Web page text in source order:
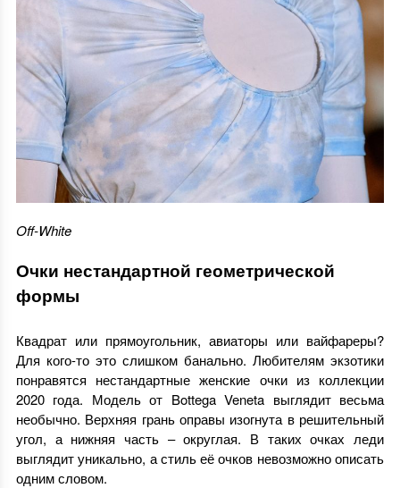
Off-White
Очки нестандартной геометрической
формы
Квадрат или прямоугольник, авиаторы или вайфареры?
Для кого-то это слишком банально. Любителям экзотики
понравятся нестандартные женские очки из коллекции
2020 года. Модель от Bottega Veneta выглядит весьма
необычно. Верхняя грань оправы изогнута в решительный
угол, а нижняя часть – округлая. В таких очках леди
выглядит уникально, а стиль её очков невозможно описать
одним словом.